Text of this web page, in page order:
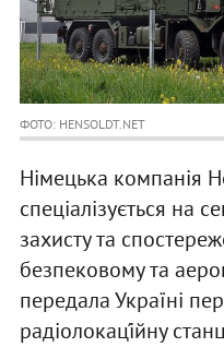
ФОТО: HENSOLDT.NET
Німецька компанія
спеціалізується на
захисту та
безпековому та
передала Україні
радіолокаці́йну